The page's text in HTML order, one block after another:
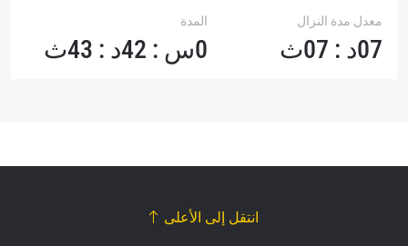
معدل مدة النزال
07د : 07ث
المدة
0س : 42د : 43ث
انتقل إلى الأعلى